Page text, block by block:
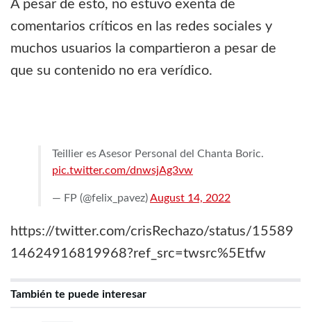
A pesar de esto, no estuvo exenta de
comentarios críticos en las redes sociales y
muchos usuarios la compartieron a pesar de
que su contenido no era verídico.
Teillier es Asesor Personal del Chanta Boric.
pic.twitter.com/dnwsjAg3vw
— FP (@felix_pavez)August 14, 2022
https://twitter.com/crisRechazo/status/15589
14624916819968?ref_src=twsrc%5Etfw
También te puede interesar